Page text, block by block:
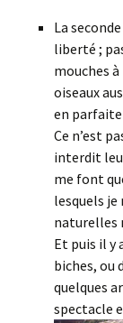
La
liberté ;
mouches
oiseaux
en parfaite
Ce n’est
interdit
me font
lesquels je
naturelles
Et puis il y
biches, ou
quelques
spectacle